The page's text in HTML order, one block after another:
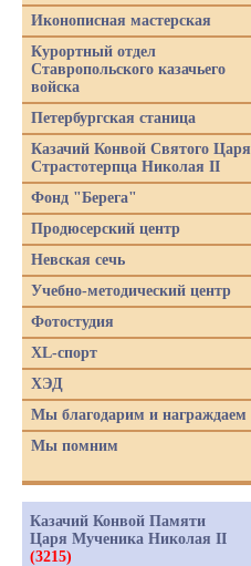
Иконописная мастерская
Курортный отдел
Ставропольского казачьего
войска
Петербургская станица
Казачий Конвой Святого Царя
Страстотерпца Николая II
Фонд "Берега"
Продюсерский центр
Невская сечь
Учебно-методический центр
Фотостудия
XL-спорт
ХЭД
Мы благодарим и награждаем
Мы помним
Казачий Конвой Памяти
Царя Мученика Николая II
(3215)